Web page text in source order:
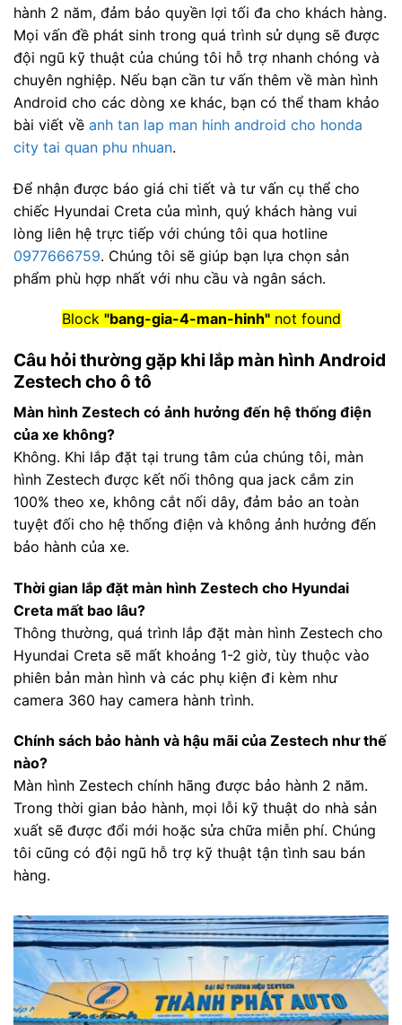
hành 2 năm, đảm bảo quyền lợi tối đa cho khách hàng.
Mọi vấn đề phát sinh trong quá trình sử dụng sẽ được
đội ngũ kỹ thuật của chúng tôi hỗ trợ nhanh chóng và
chuyên nghiệp. Nếu bạn cần tư vấn thêm về màn hình
Android cho các dòng xe khác, bạn có thể tham khảo
bài viết về anh tan lap man hinh android cho honda
city tai quan phu nhuan.
Để nhận được báo giá chi tiết và tư vấn cụ thể cho
chiếc Hyundai Creta của mình, quý khách hàng vui
lòng liên hệ trực tiếp với chúng tôi qua hotline
0977666759. Chúng tôi sẽ giúp bạn lựa chọn sản
phẩm phù hợp nhất với nhu cầu và ngân sách.
Block "bang-gia-4-man-hinh"not found
Câu hỏi thường gặp khi lắp màn hình Android
Zestech cho ô tô
Màn hình Zestech có ảnh hưởng đến hệ thống điện
của xe không?
Không. Khi lắp đặt tại trung tâm của chúng tôi, màn
hình Zestech được kết nối thông qua jack cắm zin
100% theo xe, không cắt nối dây, đảm bảo an toàn
tuyệt đối cho hệ thống điện và không ảnh hưởng đến
bảo hành của xe.
Thời gian lắp đặt màn hình Zestech cho Hyundai
Creta mất bao lâu?
Thông thường, quá trình lắp đặt màn hình Zestech cho
Hyundai Creta sẽ mất khoảng 1-2 giờ, tùy thuộc vào
phiên bản màn hình và các phụ kiện đi kèm như
camera 360 hay camera hành trình.
Chính sách bảo hành và hậu mãi của Zestech như thế
nào?
Màn hình Zestech chính hãng được bảo hành 2 năm.
Trong thời gian bảo hành, mọi lỗi kỹ thuật do nhà sản
xuất sẽ được đổi mới hoặc sửa chữa miễn phí. Chúng
tôi cũng có đội ngũ hỗ trợ kỹ thuật tận tình sau bán
hàng.